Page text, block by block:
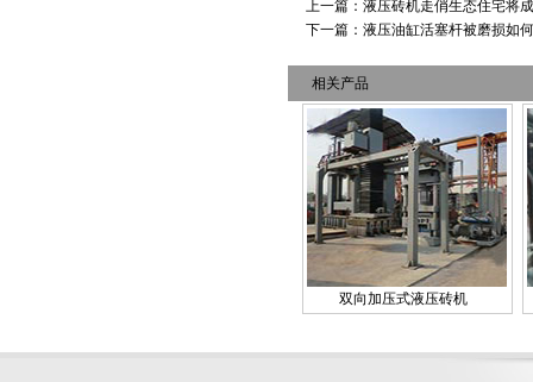
上一篇：液压砖机走俏生态住宅将
下一篇：液压油缸活塞杆被磨损如
相关产品
双向加压式液压砖机